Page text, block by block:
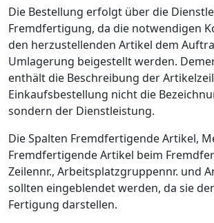
Die Bestellung erfolgt über die
Fremdfertigung, da die notwendigen
den herzustellenden Artikel dem
Umlagerung beigestellt werden.
enthält die Beschreibung der
Einkaufsbestellung nicht die
sondern der Dienstleistung.
Die Spalten Fremdfertigende Artikel,
Fremdfertigende Artikel beim
Zeilennr., Arbeitsplatzgruppennr. und
sollten eingeblendet werden, da sie
Fertigung darstellen.